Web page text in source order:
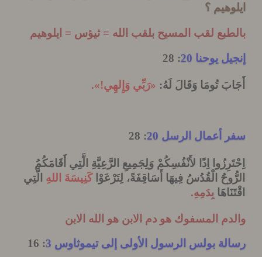
؟
لقب المسيح بلقب الله = ثيؤس = ايلوهيم
يوحنا 20 : 28
تُومَا وَقَالَ لَهُ:
« رَبِّي وَإِلهِي !».
الرسل 20 : 28
اِذًا لأَنْفُسِكُمْ وَلِجَمِيعِ الرَّعِيَّةِ الَّتِي أَقَامَكُمُ
الْقُدُسُ فِيهَا أَسَاقِفَةً، لِتَرْعَوْا كَنِيسَةَ اللهِ الَّتِي
بِدَمِهِ.
المسفوك هو دم الابن هو الله الابن
بولس الرسول الأولى إلى تيموثاوس 3 : 16